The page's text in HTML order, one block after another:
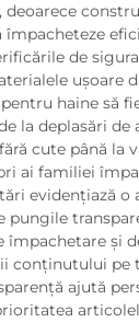
de
ușoare
haine să
la deplasări de
cute până la
ai familiei
evidențiază o
pungile
împachetare și
conținutului pe
ajută